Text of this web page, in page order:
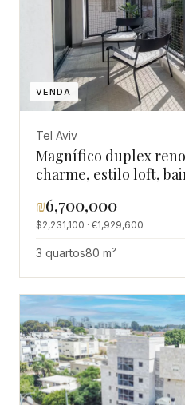
VENDA
Tel Aviv
Magnífico duplex
charme, estilo loft,
₪6,700,000
$2,231,100 · €1,929,600
3 quartos80 m²